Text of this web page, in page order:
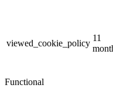
viewed_cookie_policy
11
Functional